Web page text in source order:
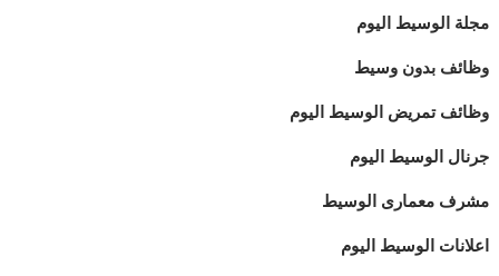
مجلة الوسيط اليوم
وظائف بدون وسيط
وظائف تمريض الوسيط اليوم
جرنال الوسيط اليوم
مشرف معمارى الوسيط
اعلانات الوسيط اليوم